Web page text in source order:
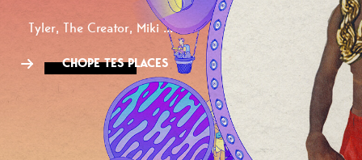
Tyler, The Creator, Miki ...
CHOPE TES PLACES